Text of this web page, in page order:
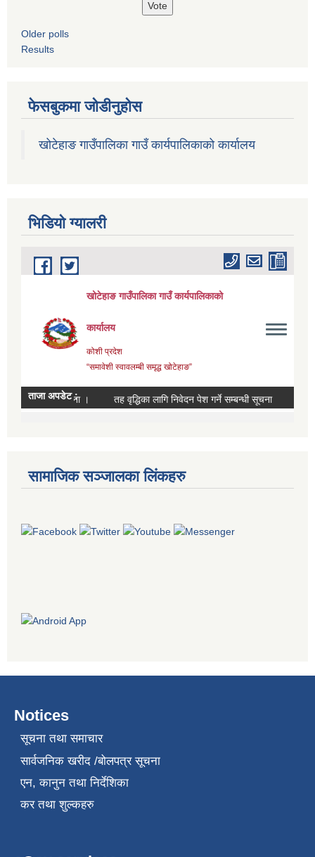
Older polls
Results
फेसबुकमा जोडीनुहोस
खोटेहाङ गाउँपालिका गाउँ कार्यपालिकाको कार्यालय
भिडियाे ग्यालरी
सामाजिक सञ्जालका लिंकहरु
Notices
सूचना तथा समाचार
सार्वजनिक खरीद /बोलपत्र सूचना
एन, कानुन तथा निर्देशिका
कर तथा शुल्कहरु